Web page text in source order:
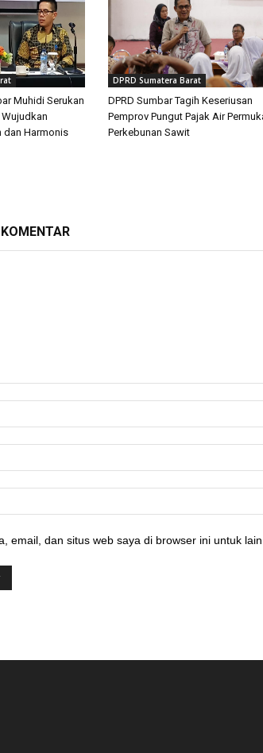
Muhidi Serukan
dan Harmonis
DPRD Sumatera Barat
DPRD Sumbar Tagih Keseriusan
Pemprov Pungut Pajak Air
Perkebunan Sawit
email, dan situs web saya di browser ini untuk